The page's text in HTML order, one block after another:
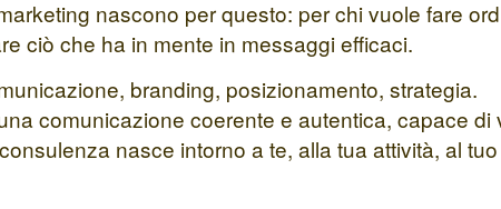
nascono per questo: per chi vuole fare
ciò che ha in mente in messaggi efficaci.
branding, posizionamento, strategia.
comunicazione coerente e autentica, capace
nasce intorno a te, alla tua attività, al